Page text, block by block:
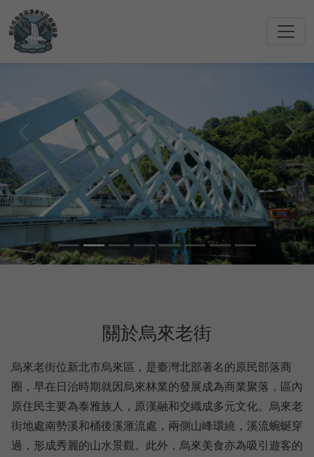
上一張 下一
關於烏來老街
烏來老街位新北市烏來區，是臺灣北部著名的原民部落商
圈，早在日治時期就因烏來林業的發展成為商業聚落，區內
原住民主要為泰雅族人，原漢融和交織成多元文化。烏來老
街地處南勢溪和桶後溪滙流處，兩側山峰環繞，溪流蜿蜒穿
過，形成秀麗的山水景觀。此外，烏來美食亦為吸引遊客的